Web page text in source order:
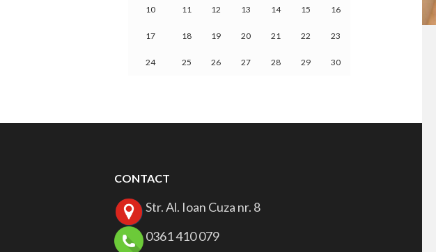
10 11 12 13 14 15 16
17 18 19 20 21 22 23
24 25 26 27 28 29 30
CONTACT
Str. Al. Ioan Cuza nr. 8
0361 410 079